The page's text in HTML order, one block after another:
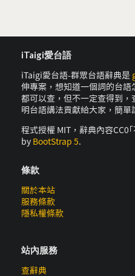
iTaigi愛台語
iTaigi愛台語-群眾台語辭典是
伸專案，想知道一個詞的台
都可以查，但不一定查得到
明台語講法貢獻給大家，簡
程式授權 MIT，辭典內容CC0
by BootStrap 5.
條款
關於本站
服務條款
隱私權條款
站內服務
查辭典